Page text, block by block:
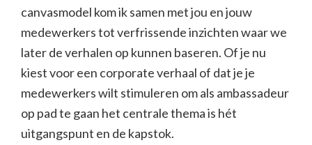
canvasmodel kom ik samen met jou en jouw
medewerkers tot verfrissende inzichten waar we
later de verhalen op kunnen baseren. Of je nu
kiest voor een corporate verhaal of dat je je
medewerkers wilt stimuleren om als ambassadeur
op pad te gaan het centrale thema is hét
uitgangspunt en de kapstok.